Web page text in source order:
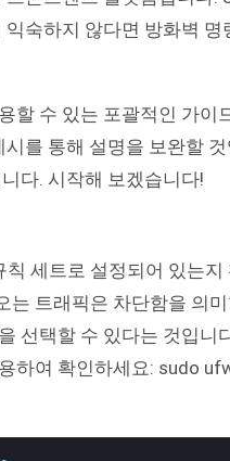
숙하지 않다면 방화벽
할 수 있는 포괄적인 가이
를 통해 설명을 보완할
다. 시작해 보겠습니다!
칙 세트로 설정되어 있는
는 트래픽은 차단함을 의
선택할 수 있다는 것입니
하여 확인하세요: sudo